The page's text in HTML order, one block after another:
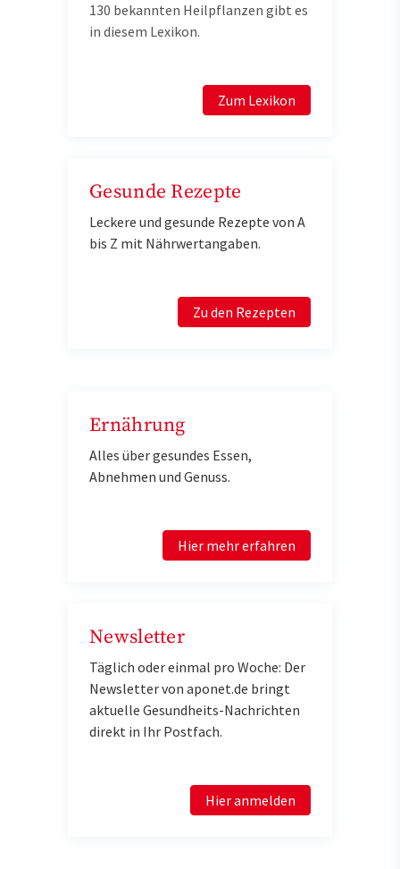
130 bekannten Heilpflanzen gibt es
in diesem Lexikon.
Zum Lexikon
Gesunde Rezepte
Leckere und gesunde Rezepte von A
bis Z mit Nährwertangaben.
Zu den Rezepten
Ernährung
Alles über gesundes Essen,
Abnehmen und Genuss.
Hier mehr erfahren
Newsletter
Täglich oder einmal pro Woche: Der
Newsletter von aponet.de bringt
aktuelle Gesundheits-Nachrichten
direkt in Ihr Postfach.
Hier anmelden